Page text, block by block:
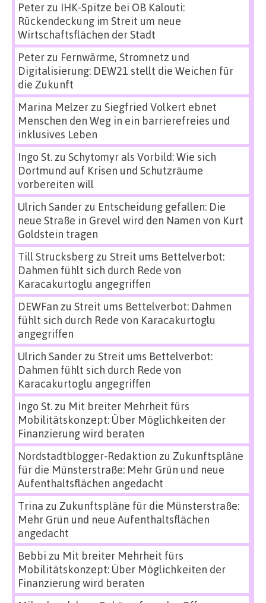
Peterzu IHK-Spitze bei OB Kalouti:
Rückendeckung im Streit um neue
Wirtschaftsflächen der Stadt
Peterzu Fernwärme, Stromnetz und
Digitalisierung: DEW21 stellt die Weichen für
die Zukunft
Marina Melzerzu Siegfried Volkert ebnet
Menschen den Weg in ein barrierefreies und
inklusives Leben
Ingo St.zu Schytomyr als Vorbild: Wie sich
Dortmund auf Krisen und Schutzräume
vorbereiten will
Ulrich Sanderzu Entscheidung gefallen: Die
neue Straße in Grevel wird den Namen von Kurt
Goldstein tragen
Till Strucksbergzu Streit ums Bettelverbot:
Dahmen fühlt sich durch Rede von
Karacakurtoglu angegriffen
DEWFan zu Streit ums Bettelverbot: Dahmen
fühlt sich durch Rede von Karacakurtoglu
angegriffen
Ulrich Sanderzu Streit ums Bettelverbot:
Dahmen fühlt sich durch Rede von
Karacakurtoglu angegriffen
Ingo St.zu Mit breiter Mehrheit fürs
Mobilitätskonzept: Über Möglichkeiten der
Finanzierung wird beraten
Nordstadtblogger-Redaktion zu Zukunftspläne
für die Münsterstraße: Mehr Grün und neue
Aufenthaltsflächen angedacht
Trina zu Zukunftspläne für die Münsterstraße:
Mehr Grün und neue Aufenthaltsflächen
angedacht
Bebbi zu Mit breiter Mehrheit fürs
Mobilitätskonzept: Über Möglichkeiten der
Finanzierung wird beraten